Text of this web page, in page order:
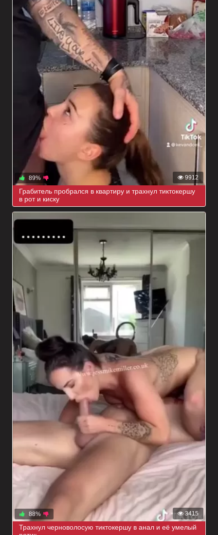
9912
89%
Грабитель пробрался в квартиру и трахнул тиктокершу
в рот и киску
3415
88%
Трахнул черноволосую тиктокершу в анал и её умелый